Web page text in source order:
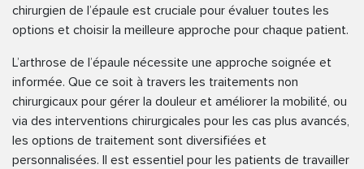
chirurgien de l’épaule est cruciale pour évaluer toutes les
options et choisir la meilleure approche pour chaque patient.
L’arthrose de l’épaule nécessite une approche soignée et
informée. Que ce soit à travers les traitements non
chirurgicaux pour gérer la douleur et améliorer la mobilité, ou
via des interventions chirurgicales pour les cas plus avancés,
les options de traitement sont diversifiées et
personnalisées. Il est essentiel pour les patients de travailler